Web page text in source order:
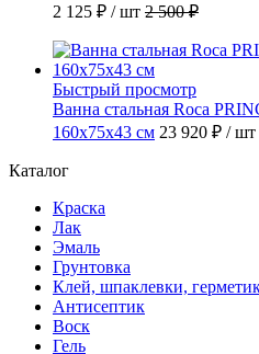
2 125 ₽ / шт 2 500 ₽
Быстрый просмотр
Ванна стальная Roca
160x75x43 см 23 920 ₽ / шт
Каталог
Краска
Лак
Эмаль
Грунтовка
Клей, шпаклевки,
Антисептик
Воск
Гель